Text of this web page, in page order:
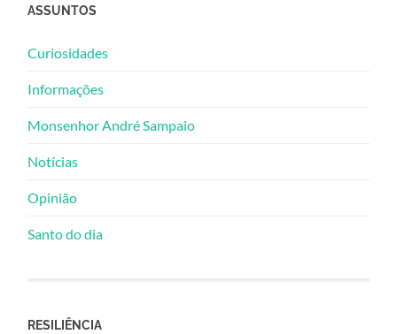
ASSUNTOS
Curiosidades
Informações
Monsenhor André Sampaio
Notícias
Opinião
Santo do dia
RESILIÊNCIA